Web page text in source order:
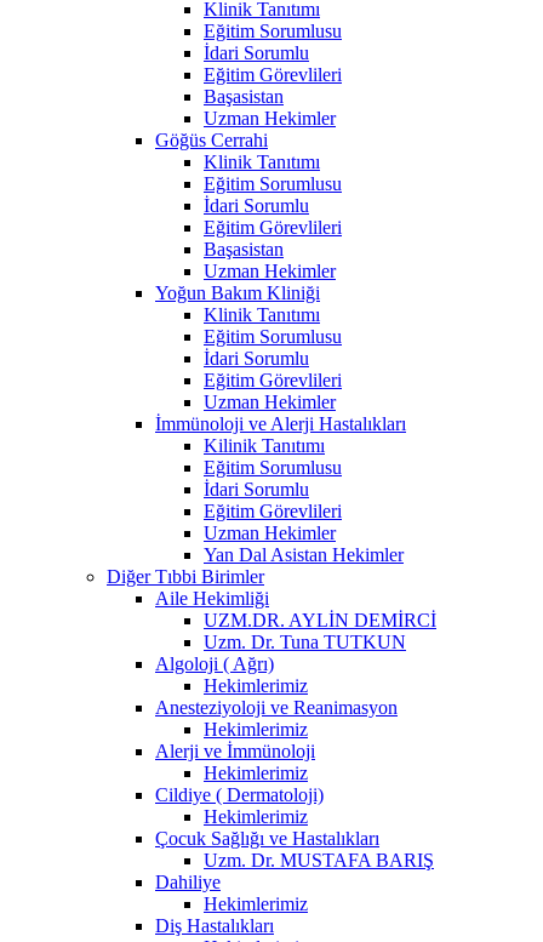
Klinik Tanıtımı
Eğitim Sorumlusu
İdari Sorumlu
Eğitim Görevlileri
Başasistan
Uzman Hekimler
Göğüs Cerrahi
Klinik Tanıtımı
Eğitim Sorumlusu
İdari Sorumlu
Eğitim Görevlileri
Başasistan
Uzman Hekimler
Yoğun Bakım Kliniği
Klinik Tanıtımı
Eğitim Sorumlusu
İdari Sorumlu
Eğitim Görevlileri
Uzman Hekimler
İmmünoloji ve Alerji Hastalıkları
Kilinik Tanıtımı
Eğitim Sorumlusu
İdari Sorumlu
Eğitim Görevlileri
Uzman Hekimler
Yan Dal Asistan Hekimler
Diğer Tıbbi Birimler
Aile Hekimliği
UZM.DR. AYLİN DEMİRCİ
Uzm. Dr. Tuna TUTKUN
Algoloji ( Ağrı)
Hekimlerimiz
Anesteziyoloji ve Reanimasyon
Hekimlerimiz
Alerji ve İmmünoloji
Hekimlerimiz
Cildiye ( Dermatoloji)
Hekimlerimiz
Çocuk Sağlığı ve Hastalıkları
Uzm. Dr. MUSTAFA BARIŞ
Dahiliye
Hekimlerimiz
Diş Hastalıkları